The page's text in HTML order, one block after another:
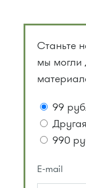
Станьте
мы могли
99
990
E-mail